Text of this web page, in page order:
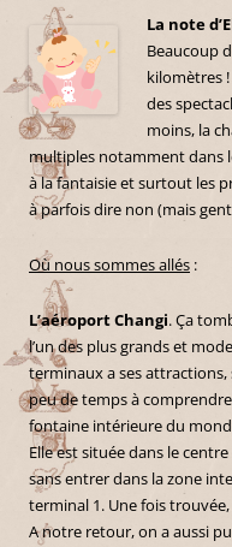
La note
Beaucoup
kilomètres
des
moins, la
multiples notamment dans
à la fantaisie et surtout les
à parfois dire non (mais
Où nous sommes allés :
L’aéroport Changi. Ça
l’un des plus grands et
terminaux a ses attractions,
peu de temps à
fontaine intérieure du
Elle est située dans le
sans entrer dans la zone
terminal 1. Une fois
A notre retour, on a aussi